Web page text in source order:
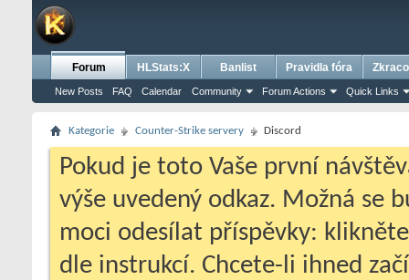
Forum
New Posts FAQ Calendar Community Forum Actions Quick Links
HLStats:X Banlist Pravidla fóra
Kategorie Counter-Strike servery Discord
Pokud je toto Vaše první
výše uvedený odkaz. Možná se
moci odesílat příspěvky:
dle instrukcí. Chcete-li ihned